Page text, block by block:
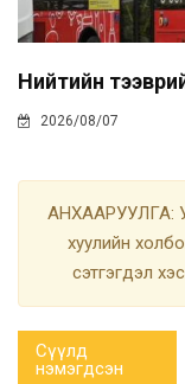
Нийтийн
2026/08/07
АНХААРУУЛГА:
хуулийн
сэтгэгдэл
Сүүлд
нэмэгдсэн